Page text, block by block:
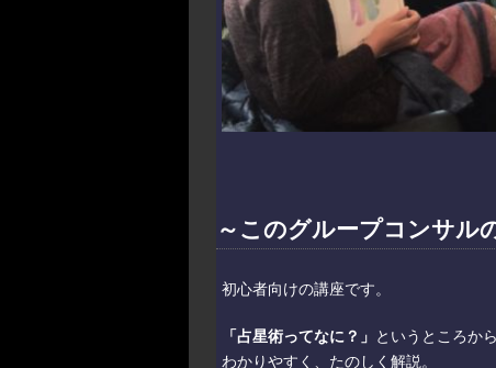
～このグループコンサル
初心者向けの講座です。
「占星術ってなに？」 というところから
わかりやすく、たのしく解説。